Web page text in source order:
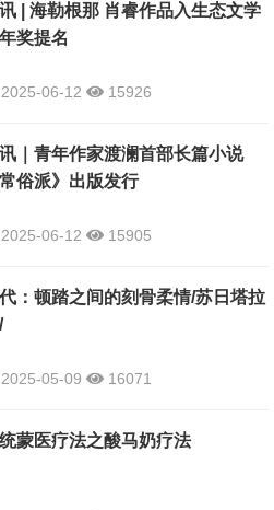
| 海勒根那 肖睿作品入生态文学
奖提名
2025-06-12 15926
｜青年作家渡澜首部长篇小说
常俗派》出版发行
2025-06-12 15905
：顿踏之间的刻骨柔情/苏日塔拉
2025-05-09 16071
蒙医疗法之酸马奶疗法